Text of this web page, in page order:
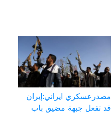
مصدرعسكري ايراني:إيران
قد تفعل جبهة مضيق باب